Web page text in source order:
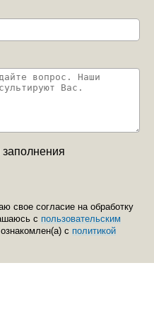
свое согласие на обработку
с пользовательским
с политикой